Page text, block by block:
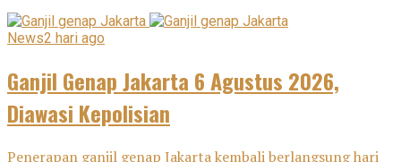
News2 hari ago
Ganjil Genap Jakarta 6 Agustus 2026,
Diawasi Kepolisian
Penerapan ganjil genap Jakarta kembali berlangsung hari